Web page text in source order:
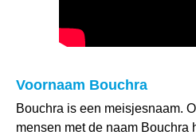
Voornaam Bouchra
Bouchra is een meisjesnaam.
mensen met de naam Bouchra